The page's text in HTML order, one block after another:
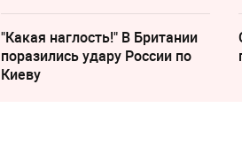
"Какая наглость!" В Британии
поразились удару России по
Киеву